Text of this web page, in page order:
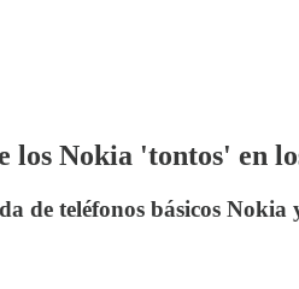
los Nokia 'tontos' en
de teléfonos básicos